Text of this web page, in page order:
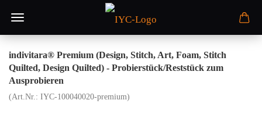
indivitara® Premium (Design, Stitch, Art, Foam, Stitch
Quilted, Design Quilted) - Probierstück/Reststück zum
Ausprobieren
(Art.Nr.: IYC-100040020-premium)